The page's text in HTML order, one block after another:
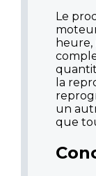
Le
heure,
la
un
que